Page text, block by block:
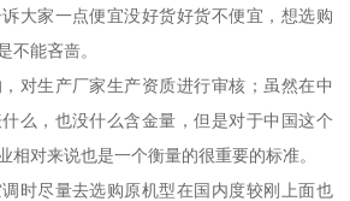
大家一点便宜没好货好货不便宜，想选购
不能吝啬。
对生产厂家生产资质进行审核；虽然在中
么，也没什么含金量，但是对于中国这个
相对来说也是一个衡量的很重要的标准。
时尽量去选购原机型在国内度较刚上面也